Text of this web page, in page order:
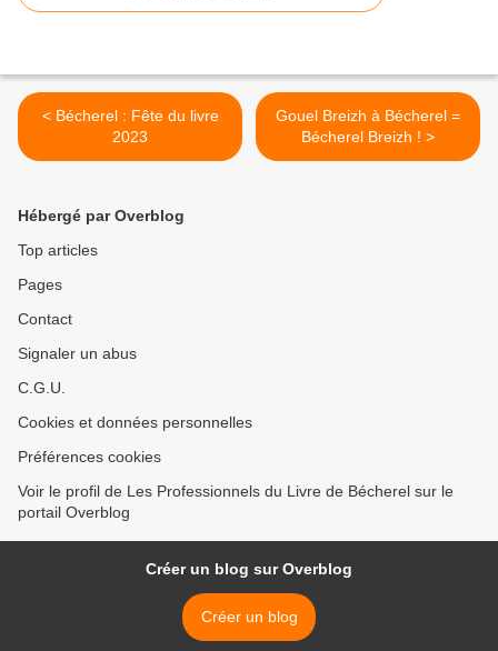
< Bécherel : Fête du livre
2023
Gouel Breizh à Bécherel =
Bécherel Breizh ! >
Hébergé par Overblog
Top articles
Pages
Contact
Signaler un abus
C.G.U.
Cookies et données personnelles
Préférences cookies
Voir le profil de Les Professionnels du Livre de Bécherel sur le
portail Overblog
Créer un blog sur Overblog
Créer un blog